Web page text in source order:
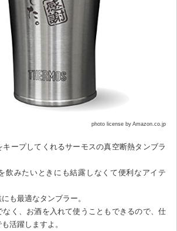
photo license by Amazon.co.jp
ープしてくれるサーモスの真空断熱タンブラ
飲みたいときにも結露しなくて便利なアイテ
も最適なタンブラー。
なく、お酒を入れて使うこともできるので、仕
活躍しますよ。